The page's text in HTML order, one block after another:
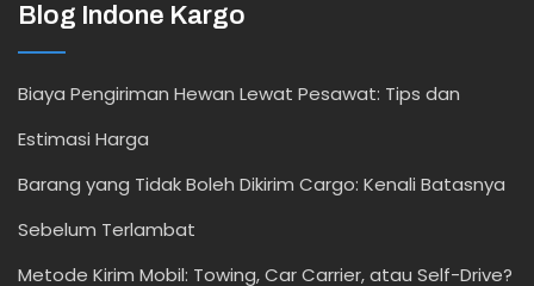
Blog Indone Kargo
Biaya Pengiriman Hewan Lewat Pesawat: Tips dan
Estimasi Harga
Barang yang Tidak Boleh Dikirim Cargo: Kenali Batasnya
Sebelum Terlambat
Metode Kirim Mobil: Towing, Car Carrier, atau Self-Drive?